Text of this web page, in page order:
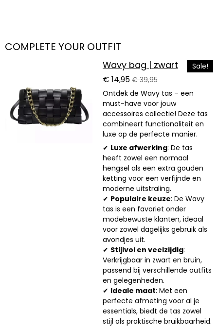
COMPLETE YOUR OUTFIT
Sale!
Wavy bag | zwart
€ 14,95 € 39,95
Ontdek de Wavy tas – een
must-have voor jouw
accessoires collectie! Deze tas
combineert functionaliteit en
luxe op de perfecte manier.
✔ Luxe afwerking: De tas
heeft zowel een normaal
hengsel als een extra gouden
ketting voor een verfijnde en
moderne uitstraling.
✔ Populaire keuze: De Wavy
tas is een favoriet onder
modebewuste klanten, ideaal
voor zowel dagelijks gebruik als
avondjes uit.
✔ Stijlvol en veelzijdig:
Verkrijgbaar in zwart en bruin,
passend bij verschillende outfits
en gelegenheden.
✔ Ideale maat: Met een
perfecte afmeting voor al je
essentials, biedt de tas zowel
stijl als praktische bruikbaarheid.